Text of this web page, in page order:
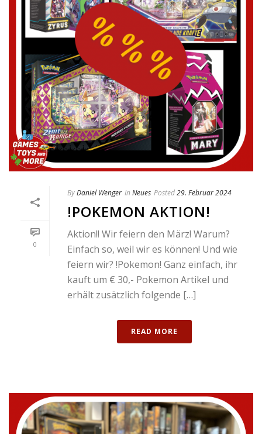
0
ByDaniel Wenger In Neues Posted29. Februar 2024
!POKEMON AKTION!
Aktion!! Wir feiern den März! Warum?
Einfach so, weil wir es können! Und wie
feiern wir? !Pokemon! Ganz einfach, ihr
kauft um € 30,- Pokemon Artikel und
erhält zusätzlich folgende […]
READ MORE